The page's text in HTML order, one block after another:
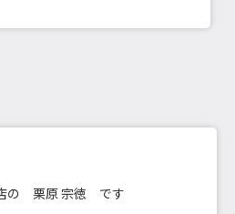
の 栗原 宗徳 です